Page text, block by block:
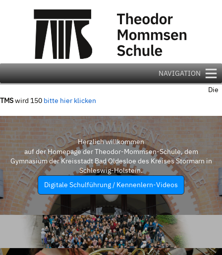
NAVIGATION
Die
TMSwird 150 bitte hier klicken
Herzlich willkommen
auf der Homepage der Theodor-Mommsen-Schule, dem
Gymnasium der Kreisstadt Bad Oldesloe des Kreises Stormarn in
Schleswig-Holstein.
Digitale Schulführung / Kennenlern-Videos